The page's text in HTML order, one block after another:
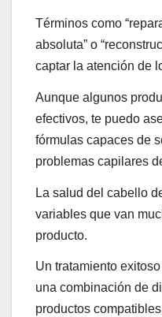
Términos como
absoluta” o
captar la atención de
Aunque algunos
efectivos, te puedo
fórmulas capaces de
problemas capilares
La salud del cabello
variables que van
producto.
Un tratamiento
una combinación de
productos